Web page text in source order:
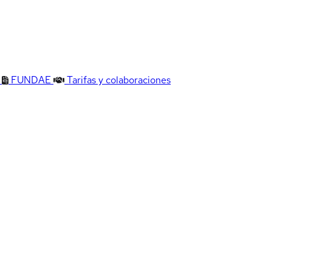
FUNDAE
Tarifas y colaboraciones